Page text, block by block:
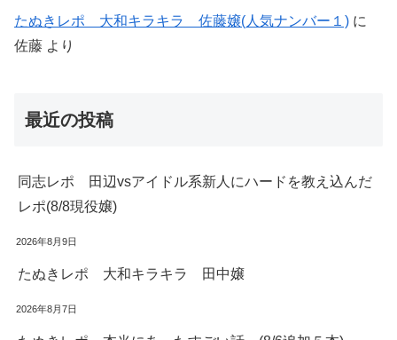
たぬきレポ 大和キラキラ 佐藤嬢(人気ナンバー１) に
佐藤 より
最近の投稿
同志レポ 田辺vsアイドル系新人にハードを教え込んだ
レポ(8/8現役嬢)
2026年8月9日
たぬきレポ 大和キラキラ 田中嬢
2026年8月7日